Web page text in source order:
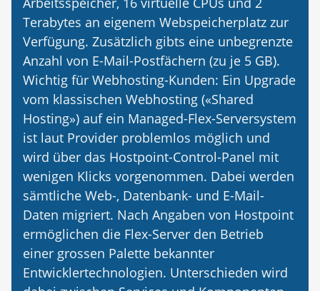
Terabytes an eigenem Webspeicherplatz zur
Verfügung. Zusätzlich gibts eine un­begrenzte
Anzahl von E-Mail-Postfächern (zu je 5 GB).
Wichtig für Webhosting-Kunden: Ein Upgrade
vom klassischen Webhosting («Shared
Hosting») auf ein Managed-Flex-Serversystem
ist laut Provider problemlos möglich und
wird über das Hostpoint-Control-Panel mit
wenigen Klicks vorgenommen. Dabei werden
sämtliche Web-, Datenbank- und E-Mail-
Daten migriert. Nach Angaben von Hostpoint
ermöglichen die Flex-Server den Betrieb
einer grossen Palette bekannter
Entwicklertechnologien. Unterschieden wird